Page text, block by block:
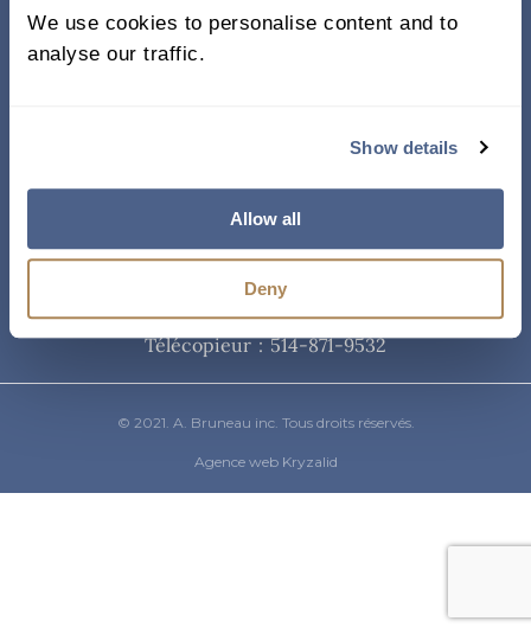
We use cookies to personalise content and to
analyse our traffic.
Show details
Allow all
Deny
Bureau 011, Montréal QC
H2Y 1A3 Canada
Téléphone
514-871-9821/ 1-800-361-8487
Télécopieur : 514-871-9532
© 2021. A. Bruneau inc. Tous droits réservés.
Agence web Kryzalid